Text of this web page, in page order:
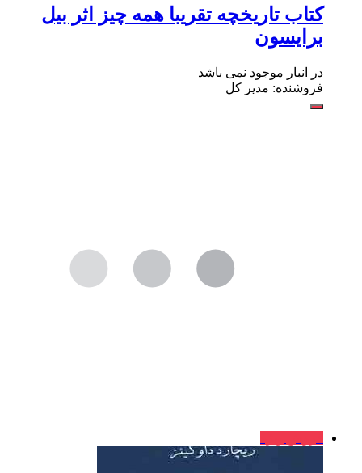
کتاب تاریخچه تقریبا همه چیز اثر بیل
برایسون
در انبار موجود نمی باشد
فروشنده: مدیر کل